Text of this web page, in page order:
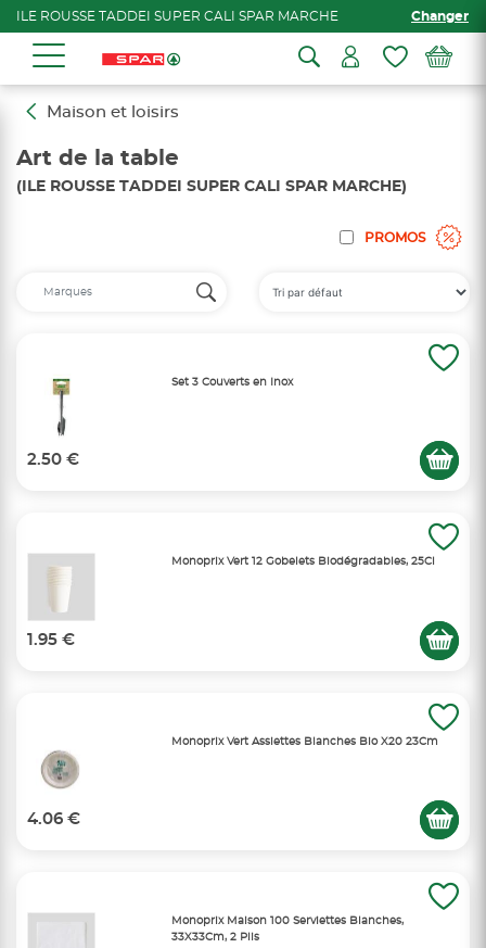
ILE ROUSSE TADDEI SUPER CALI SPAR MARCHE Changer
Maison et loisirs
Art de la table
(ILE ROUSSE TADDEI SUPER CALI SPAR MARCHE)
PROMOS
Set 3 Couverts en Inox
2.50 €
Monoprix Vert 12 Gobelets Biodégradables, 25Cl
1.95 €
Monoprix Vert Assiettes Blanches Bio X20 23Cm
4.06 €
Monoprix Maison 100 Serviettes Blanches,
33X33Cm, 2 Plis